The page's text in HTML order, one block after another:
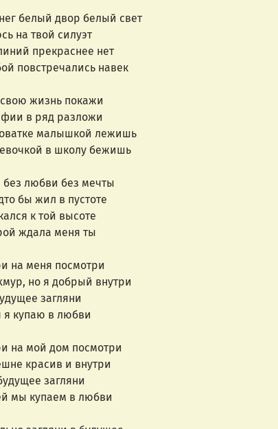
белый двор белый свет
на твой силуэт
прекраснее нет
повстречались навек
жизнь покажи
в ряд разложи
малышкой лежишь
в школу бежишь
без любви без мечты
бы жил в пустоте
к той высоте
ждала меня ты
на меня посмотри
но я добрый внутри
загляни
я купаю в любви
на мой дом посмотри
красив и внутри
загляни
мы купаем в любви